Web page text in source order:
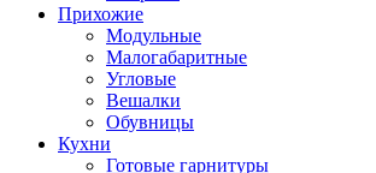
Прихожие
Модульные
Малогабаритные
Угловые
Вешалки
Обувницы
Кухни
Готовые гарнитуры